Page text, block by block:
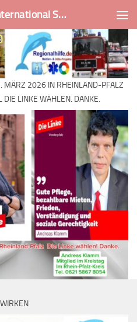
Regionalhilfe. de ISMOT International Social And Medical Outreach Team
MÄRZ 2026 IN RHEINLAND-PFALZ
DIE LINKE WÄHLEN. DANKE.